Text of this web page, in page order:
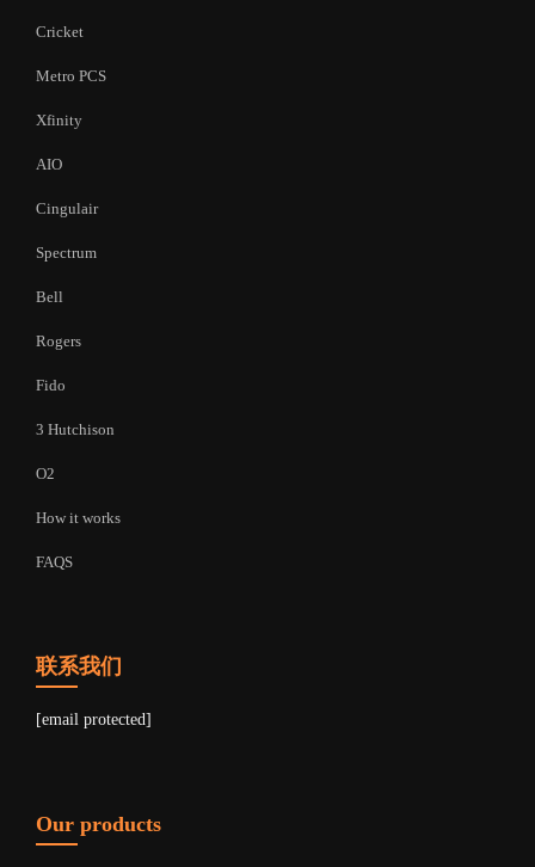
Cricket
Metro PCS
Xfinity
AIO
Cingulair
Spectrum
Bell
Rogers
Fido
3 Hutchison
O2
How it works
FAQS
联系我们
[email protected]
Our products